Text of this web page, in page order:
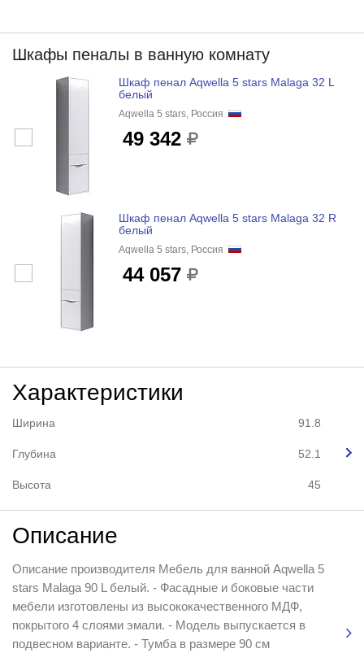
Шкафы пеналы в ванную комнату
Шкаф пенал Aqwella 5 stars Malaga 32 L
белый
Aqwella 5 stars, Россия
49 342
Шкаф пенал Aqwella 5 stars Malaga 32 R
белый
Aqwella 5 stars, Россия
44 057
Характеристики
Ширина 91.8
Глубина 52.1
Высота 45
Описание
Описание производителя Мебель для ванной Aqwella 5
stars Malaga 90 L белый. - Фасадные и боковые части
мебели изготовлены из высококачественного МДФ,
покрытого 4 слоями эмали. - Модель выпускается в
подвесном варианте. - Тумба в размере 90 см